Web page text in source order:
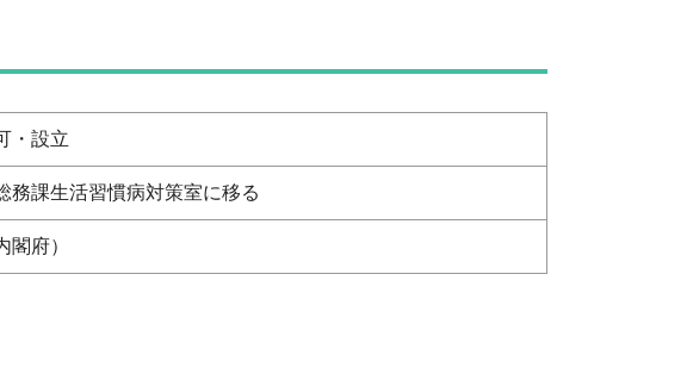
・設立
務課生活習慣病対策室に移る
府）